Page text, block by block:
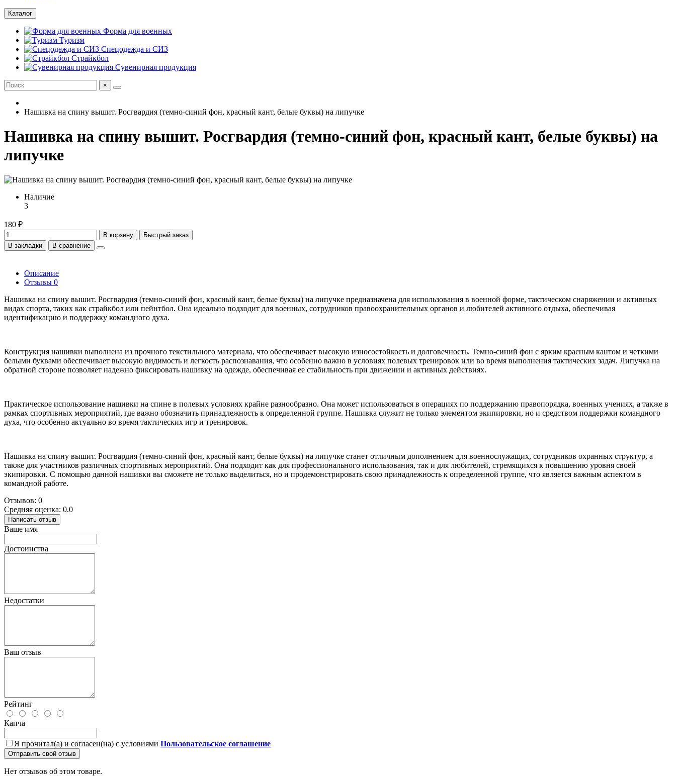
Каталог
Форма для военных
Туризм
Спецодежда и СИЗ
Страйкбол
Сувенирная продукция
×
Нашивка на спину вышит. Росгвардия (темно-синий фон, красный кант, белые буквы) на липучке
Нашивка на спину вышит. Росгвардия (темно-синий фон, красный кант, белые буквы) на
липучке
Наличие
3
180 ₽
В корзину
Быстрый заказ
В закладки
В сравнение
Описание
Отзывы 0
Нашивка на спину вышит. Росгвардия (темно-синий фон, красный кант, белые буквы) на липучке предназначена для использования в военной форме, тактическом снаряжении и активных
видах спорта, таких как страйкбол или пейнтбол. Она идеально подходит для военных, сотрудников правоохранительных органов и любителей активного отдыха, обеспечивая
идентификацию и поддержку командного духа.
Конструкция нашивки выполнена из прочного текстильного материала, что обеспечивает высокую износостойкость и долговечность. Темно-синий фон с ярким красным кантом и четкими
белыми буквами обеспечивает высокую видимость и легкость распознавания, что особенно важно в условиях полевых тренировок или во время выполнения тактических задач. Липучка на
обратной стороне позволяет надежно фиксировать нашивку на одежде, обеспечивая ее стабильность при движении и активных действиях.
Практическое использование нашивки на спине в полевых условиях крайне разнообразно. Она может использоваться в операциях по поддержанию правопорядка, военных учениях, а также в
рамках спортивных мероприятий, где важно обозначить принадлежность к определенной группе. Нашивка служит не только элементом экипировки, но и средством поддержки командного
духа, что особенно актуально во время тактических игр и тренировок.
Нашивка на спину вышит. Росгвардия (темно-синий фон, красный кант, белые буквы) на липучке станет отличным дополнением для военнослужащих, сотрудников охранных структур, а
также для участников различных спортивных мероприятий. Она подходит как для профессионального использования, так и для любителей, стремящихся к повышению уровня своей
экипировки. С помощью данной нашивки вы сможете не только выделиться, но и продемонстрировать свою принадлежность к определенной группе, что является важным аспектом в
командной работе.
Отзывов: 0
Средняя оценка: 0.0
Написать отзыв
Ваше имя
Достоинства
Недостатки
Ваш отзыв
Рейтинг
Капча
Я прочитал(а) и согласен(на) с условиями Пользовательское соглашение
Отправить свой отзыв
Нет отзывов об этом товаре.